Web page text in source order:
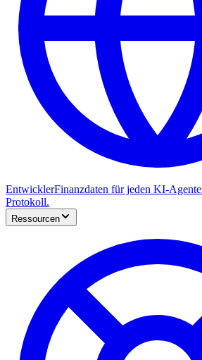
EntwicklerFinanzdaten für jeden KI-
Protokoll.
Ressourcen